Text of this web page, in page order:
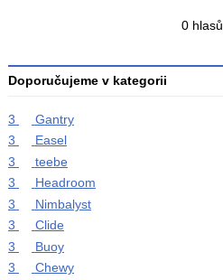
0 hlasů
Doporučujeme v kategorii
3
Gantry
3
Easel
3
teebe
3
Headroom
3
Nimbalyst
3
Clide
3
Buoy
3
Chewy